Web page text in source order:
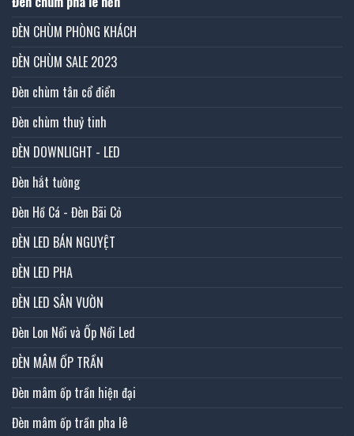
ĐÈN CHÙM PHÒNG KHÁCH
ĐÈN CHÙM SALE 2023
Đèn chùm tân cổ điển
Đèn chùm thuỷ tinh
ĐÈN DOWNLIGHT - LED
Đèn hắt tường
Đèn Hồ Cá - Đèn Bãi Cỏ
ĐÈN LED BÁN NGUYỆT
ĐÈN LED PHA
ĐÈN LED SÂN VƯỜN
Đèn Lon Nổi và Ốp Nổi Led
ĐÈN MÂM ỐP TRẦN
Đèn mâm ốp trần hiện đại
Đèn mâm ốp trần pha lê